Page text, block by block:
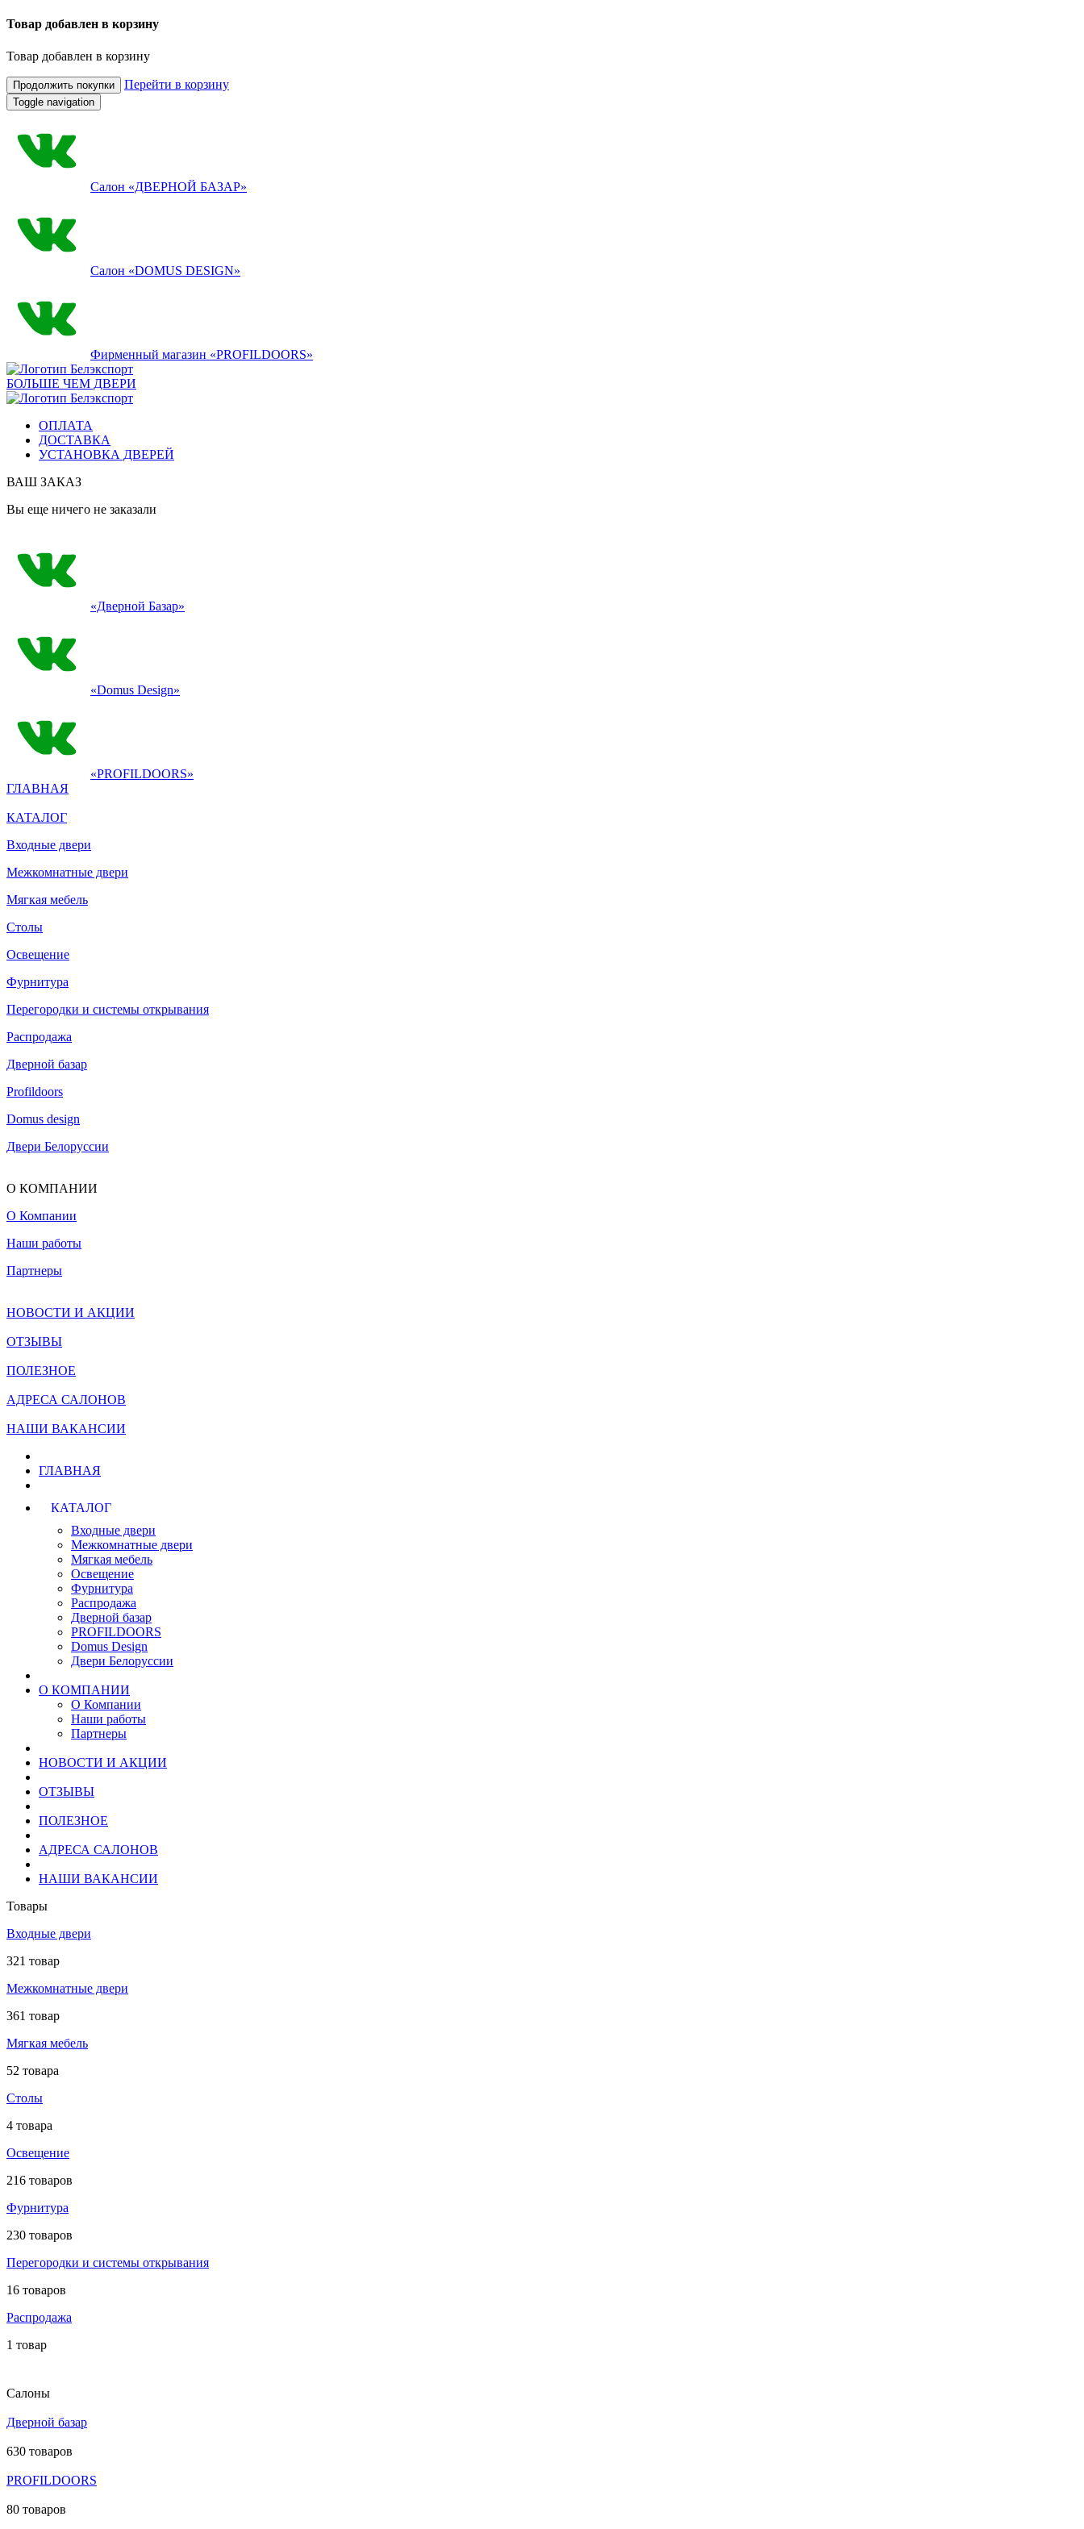
Товар добавлен в корзину
Товар добавлен в корзину
Продолжить покупки Перейти в корзину
Toggle navigation
Салон «ДВЕРНОЙ БАЗАР»
Салон «DOMUS DESIGN»
Фирменный магазин «PROFILDOORS»
БОЛЬШЕ ЧЕМ ДВЕРИ
ОПЛАТА
ДОСТАВКА
УСТАНОВКА ДВЕРЕЙ
ВАШ ЗАКАЗ
Вы еще ничего не заказали
«Дверной Базар»
«Domus Design»
«PROFILDOORS»
ГЛАВНАЯ
КАТАЛОГ
Входные двери
Межкомнатные двери
Мягкая мебель
Столы
Освещение
Фурнитура
Перегородки и системы открывания
Распродажа
Дверной базар
Profildoors
Domus design
Двери Белоруссии
О КОМПАНИИ
О Компании
Наши работы
Партнеры
НОВОСТИ И АКЦИИ
ОТЗЫВЫ
ПОЛЕЗНОЕ
АДРЕСА САЛОНОВ
НАШИ ВАКАНСИИ
ГЛАВНАЯ
КАТАЛОГ
Входные двери
Межкомнатные двери
Мягкая мебель
Освещение
Фурнитура
Распродажа
Дверной базар
PROFILDOORS
Domus Design
Двери Белоруссии
О КОМПАНИИ
О Компании
Наши работы
Партнеры
НОВОСТИ И АКЦИИ
ОТЗЫВЫ
ПОЛЕЗНОЕ
АДРЕСА САЛОНОВ
НАШИ ВАКАНСИИ
Товары
Входные двери
321 товар
Межкомнатные двери
361 товар
Мягкая мебель
52 товара
Столы
4 товара
Освещение
216 товаров
Фурнитура
230 товаров
Перегородки и системы открывания
16 товаров
Распродажа
1 товар
Салоны
Дверной базар
630 товаров
PROFILDOORS
80 товаров